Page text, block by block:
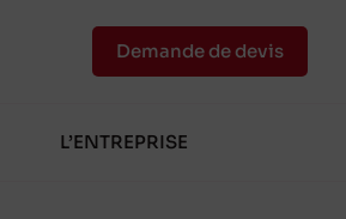
L’ENTREPRISE
Demande de devis